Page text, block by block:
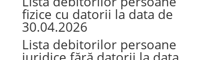
fizice cu datorii la data de
30.04.2026
Lista debitorilor persoane